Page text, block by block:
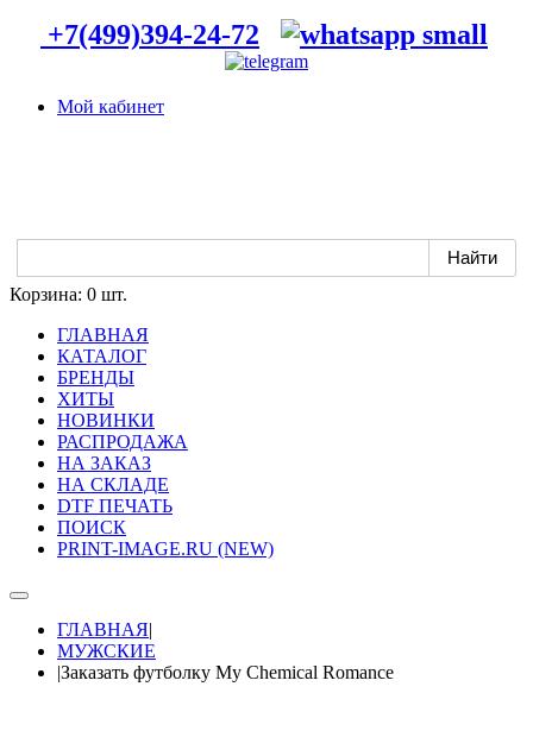
+7(499)394-24-72
Мой кабинет
Корзина: 0 шт.
ГЛАВНАЯ
КАТАЛОГ
БРЕНДЫ
ХИТЫ
НОВИНКИ
РАСПРОДАЖА
НА ЗАКАЗ
НА СКЛАДЕ
DTF ПЕЧАТЬ
ПОИСК
PRINT-IMAGE.RU (NEW)
ГЛАВНАЯ|
МУЖСКИЕ
|Заказать футболку My Chemical Romance